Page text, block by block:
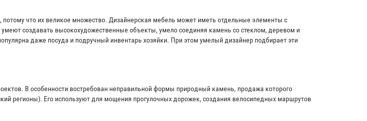
что их великое множество. Дизайнерская мебель может иметь отдельные элементы с
создавать высокохудожественные объекты, умело соединяя камень со стеклом, деревом и
даже посуда и подручный инвентарь хозяйки. При этом умелый дизайнер подбирает эти
В особенности востребован неправильной формы природный камень, продажа которого
регионы). Его используют для мощения прогулочных дорожек, создания велосипедных маршрутов